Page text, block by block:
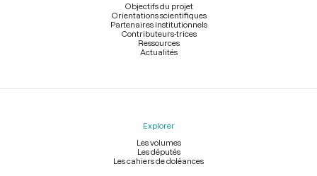
Objectifs du projet
Orientations scientifiques
Partenaires institutionnels
Contributeurs-trices
Ressources
Actualités
Explorer
Les volumes
Les députés
Les cahiers de doléances